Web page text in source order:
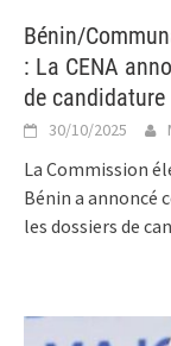
Bénin/
: La CENA
de
30/10/2025
La Commission
Bénin a annoncé
les dossiers de